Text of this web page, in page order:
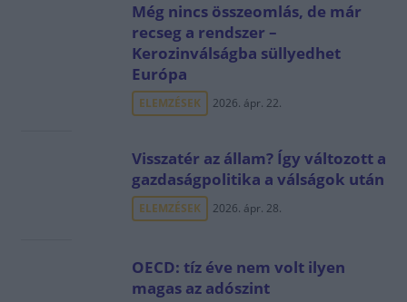
Még nincs összeomlás, de már
recseg a rendszer –
Kerozinválságba süllyedhet
Európa
ELEMZÉSEK 2026. ápr. 22.
Visszatér az állam? Így változott a
gazdaságpolitika a válságok után
ELEMZÉSEK 2026. ápr. 28.
OECD: tíz éve nem volt ilyen
magas az adószint